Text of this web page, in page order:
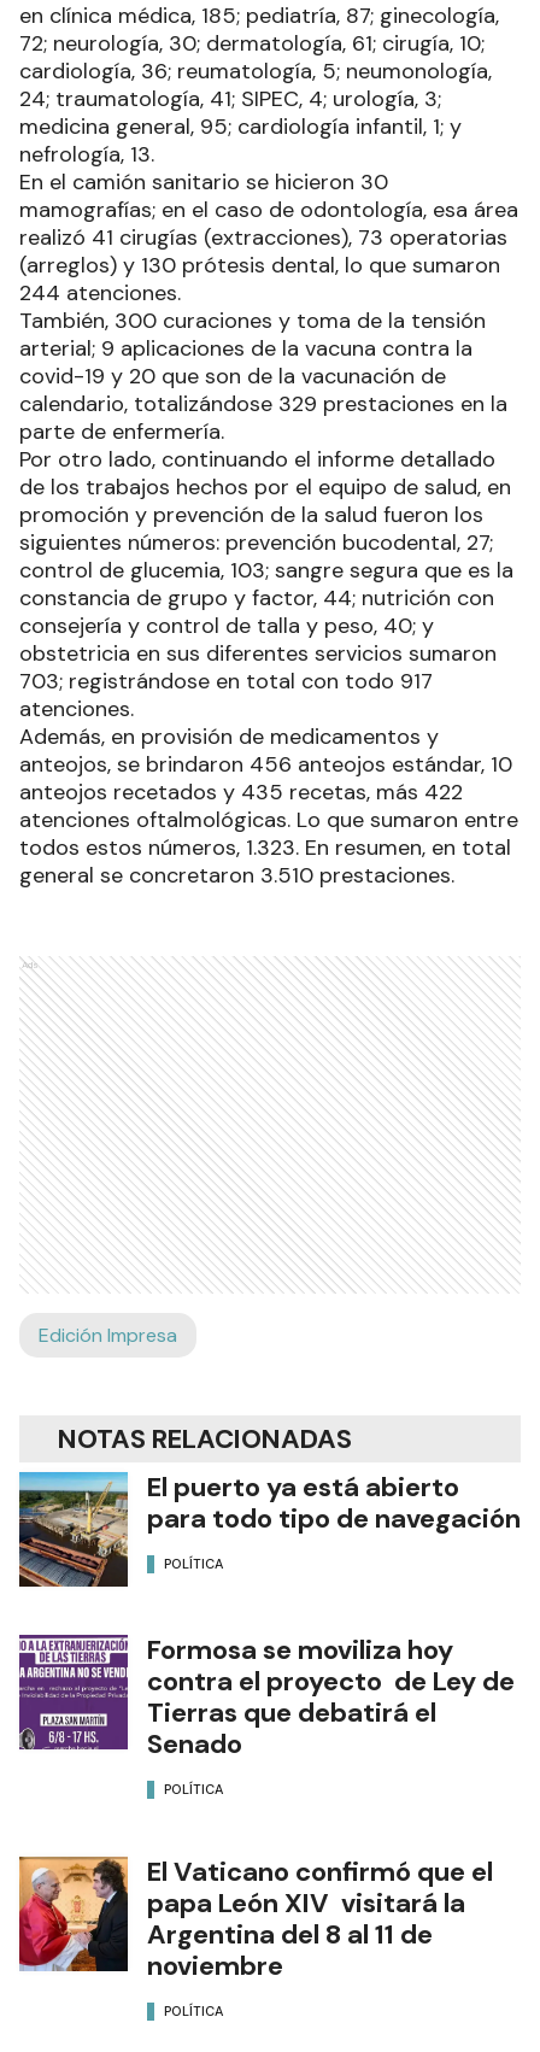
en clínica médica, 185; pediatría, 87; ginecología,
72; neurología, 30; dermatología, 61; cirugía, 10;
cardiología, 36; reumatología, 5; neumonología,
24; traumatología, 41; SIPEC, 4; urología, 3;
medicina general, 95; cardiología infantil, 1; y
nefrología, 13.
En el camión sanitario se hicieron 30
mamografías; en el caso de odontología, esa área
realizó 41 cirugías (extracciones), 73 operatorias
(arreglos) y 130 prótesis dental, lo que sumaron
244 atenciones.
También, 300 curaciones y toma de la tensión
arterial; 9 aplicaciones de la vacuna contra la
covid-19 y 20 que son de la vacunación de
calendario, totalizándose 329 prestaciones en la
parte de enfermería.
Por otro lado, continuando el informe detallado
de los trabajos hechos por el equipo de salud, en
promoción y prevención de la salud fueron los
siguientes números: prevención bucodental, 27;
control de glucemia, 103; sangre segura que es la
constancia de grupo y factor, 44; nutrición con
consejería y control de talla y peso, 40; y
obstetricia en sus diferentes servicios sumaron
703; registrándose en total con todo 917
atenciones.
Además, en provisión de medicamentos y
anteojos, se brindaron 456 anteojos estándar, 10
anteojos recetados y 435 recetas, más 422
atenciones oftalmológicas. Lo que sumaron entre
todos estos números, 1.323. En resumen, en total
general se concretaron 3.510 prestaciones.
Ads
Edición Impresa
NOTAS RELACIONADAS
El puerto ya está abierto
para todo tipo de navegación
POLÍTICA
Formosa se moviliza hoy
contra el proyecto de Ley de
Tierras que debatirá el
Senado
POLÍTICA
El Vaticano confirmó que el
papa León XIV visitará la
Argentina del 8 al 11 de
noviembre
POLÍTICA